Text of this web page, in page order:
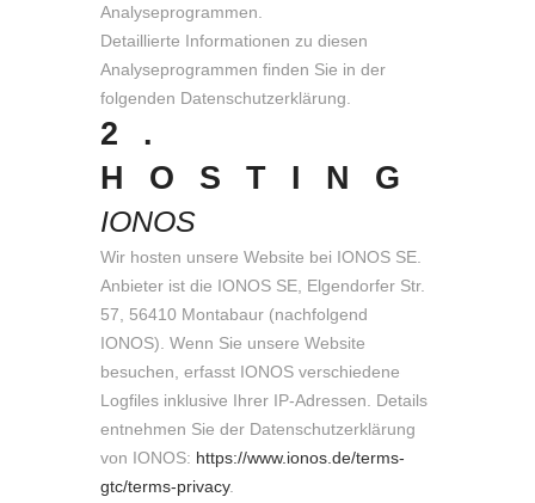
Analyseprogrammen.
Detaillierte Informationen zu diesen
Analyseprogrammen finden Sie in der
folgenden Datenschutzerklärung.
2.
HOSTING
IONOS
Wir hosten unsere Website bei IONOS SE.
Anbieter ist die IONOS SE, Elgendorfer Str.
57, 56410 Montabaur (nachfolgend
IONOS). Wenn Sie unsere Website
besuchen, erfasst IONOS verschiedene
Logfiles inklusive Ihrer IP-Adressen. Details
entnehmen Sie der Datenschutzerklärung
von IONOS: https://www.ionos.de/terms-
gtc/terms-privacy.